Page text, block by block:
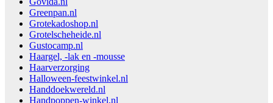
Greenpan.nl
Grotekadoshop.nl
Grotelscheheide.nl
Gustocamp.nl
Haargel, -lak en -mousse
Haarverzorging
Halloween-feestwinkel.nl
Handdoekwereld.nl
Handpoppen-winkel.nl